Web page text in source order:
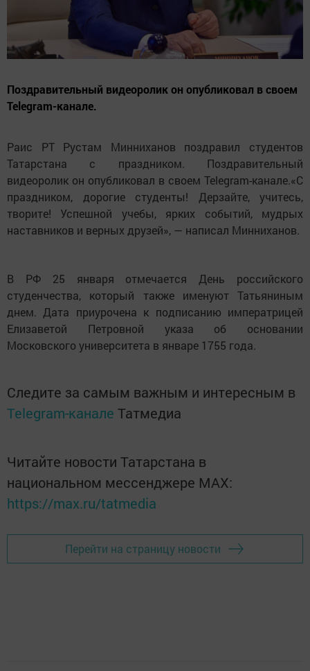
Поздравительный видеоролик он опубликовал в своем
Telegram-канале.
Раис РТ Рустам Минниханов поздравил студентов
Татарстана с праздником. Поздравительный
видеоролик он опубликовал в своем Telegram-канале.«С
праздником, дорогие студенты! Дерзайте, учитесь,
творите! Успешной учебы, ярких событий, мудрых
наставников и верных друзей», — написал Минниханов.
В РФ 25 января отмечается День российского
студенчества, который также именуют Татьяниным
днем. Дата приурочена к подписанию императрицей
Елизаветой Петровной указа об основании
Московского университета в январе 1755 года.
Следите за самым важным и интересным в
Telegram-канале Татмедиа
Читайте новости Татарстана в
национальном мессенджере MАХ:
https://max.ru/tatmedia
Перейти на страницу новости